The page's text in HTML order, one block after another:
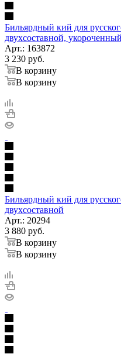
Бильярдный кий для
двухсоставной,
Арт.: 163872
3 230 руб.
В корзину
В корзину
Бильярдный кий для
двухсоставной
Арт.: 20294
3 880 руб.
В корзину
В корзину